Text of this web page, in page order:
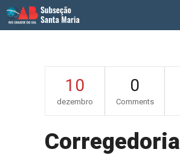
10
dezembro
0
Comments
Corregedoria